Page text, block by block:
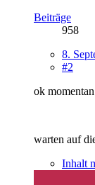
Beiträge
958
8.
#2
ok
warten auf
Inhalt